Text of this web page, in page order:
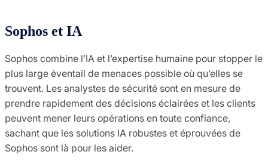
Sophos et IA
Sophos combine l’IA et l’expertise humaine pour stopper le
plus large éventail de menaces possible où qu’elles se
trouvent. Les analystes de sécurité sont en mesure de
prendre rapidement des décisions éclairées et les clients
peuvent mener leurs opérations en toute confiance,
sachant que les solutions IA robustes et éprouvées de
Sophos sont là pour les aider.